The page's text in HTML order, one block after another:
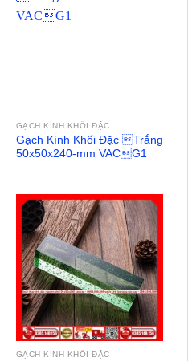
GẠCH KÍNH KHỐI ĐẶC
Gạch Kính Khối Đặc Trắng
50x50x240-mm VACG1
GẠCH KÍNH KHỐI ĐẶC